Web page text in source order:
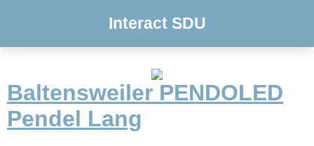
Interact SDU
Baltensweiler PENDOLED
Pendel Lang